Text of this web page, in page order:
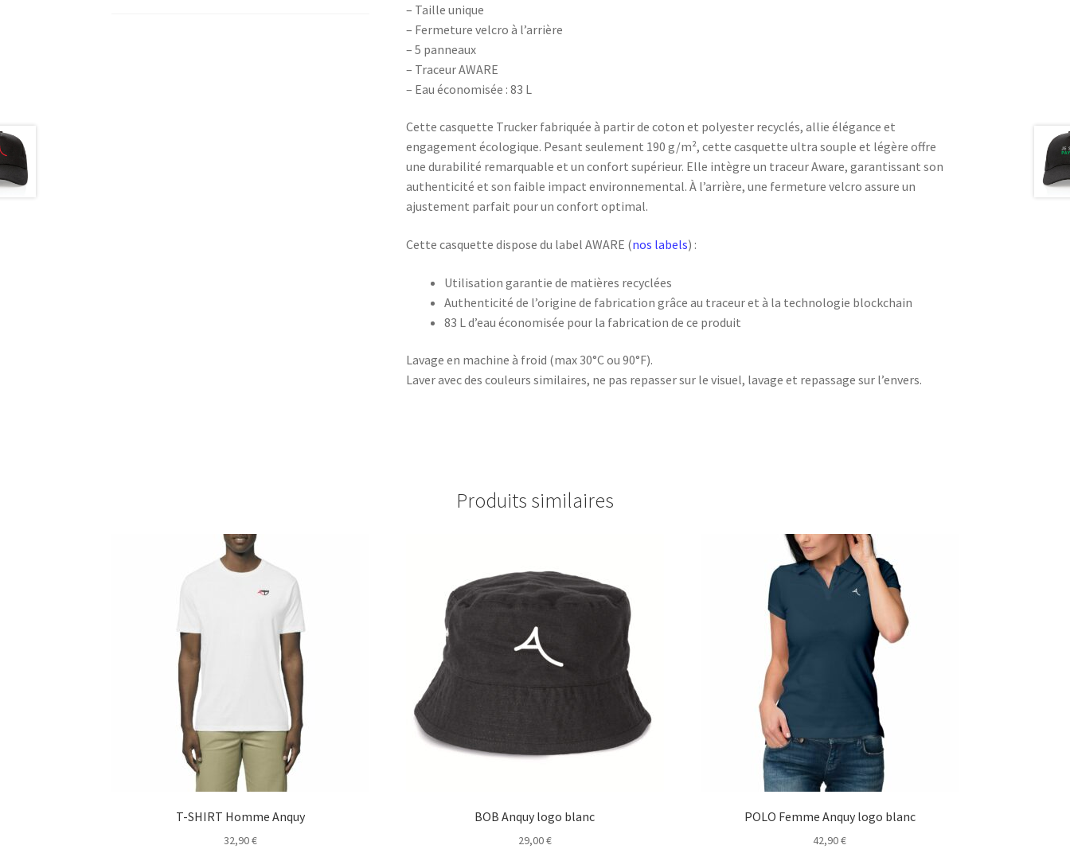
– Taille unique
– Fermeture velcro à l’arrière
– 5 panneaux
– Traceur AWARE
– Eau économisée : 83 L
Cette casquette Trucker fabriquée à partir de coton et polyester recyclés, allie élégance et
engagement écologique. Pesant seulement 190 g/m², cette casquette ultra souple et légère offre
une durabilité remarquable et un confort supérieur. Elle intègre un traceur Aware, garantissant son
authenticité et son faible impact environnemental. À l’arrière, une fermeture velcro assure un
ajustement parfait pour un confort optimal.
Cette casquette dispose du label AWARE (nos labels) :
Utilisation garantie de matières recyclées
Authenticité de l’origine de fabrication grâce au traceur et à la technologie blockchain
83 L d’eau économisée pour la fabrication de ce produit
Lavage en machine à froid (max 30°C ou 90°F).
Laver avec des couleurs similaires, ne pas repasser sur le visuel, lavage et repassage sur l’envers.
Produits similaires
T-SHIRT Homme Anquy
32,90€
BOB Anquy logo blanc
29,00€
POLO Femme Anquy logo blanc
42,90€